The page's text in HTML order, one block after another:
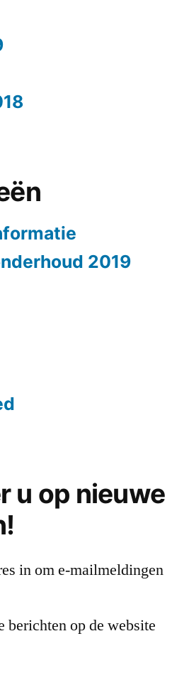
2019
u op nieuwe
in om e-mailmeldingen
berichten op de website